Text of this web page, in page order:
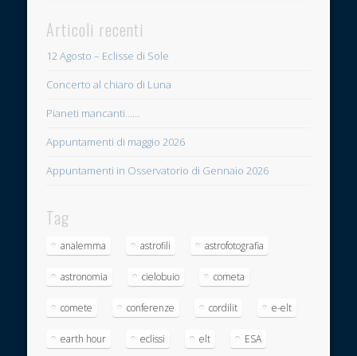
Articoli recenti
12 Agosto – Eclisse di Sole
Concerto al chiaro di Luna
Pianeti mancanti……
Appuntamenti di maggio 2026
Appuntamenti in Osservatorio di Gennaio 2026
Tag
analemma astrofili astrofotografia
astronomia cielobuio cometa
comete conferenze cordilit e-elt
earth hour eclissi elt ESA